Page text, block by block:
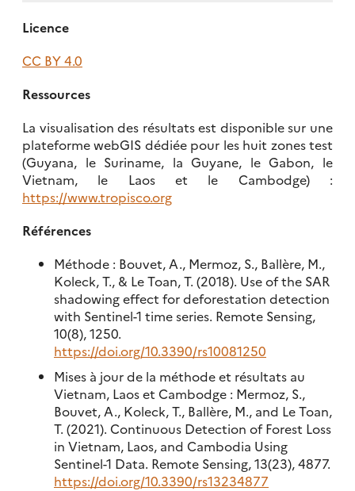
Licence
CC BY 4.0
Ressources
La visualisation des résultats est disponible sur une
plateforme webGIS dédiée pour les huit zones test
(Guyana, le Suriname, la Guyane, le Gabon, le
Vietnam, le Laos et le Cambodge) :
https://www.tropisco.org
Références
Méthode : Bouvet, A., Mermoz, S., Ballère, M.,
Koleck, T., & Le Toan, T. (2018). Use of the SAR
shadowing effect for deforestation detection
with Sentinel-1 time series. Remote Sensing,
10(8), 1250.
https://doi.org/10.3390/rs10081250
Mises à jour de la méthode et résultats au
Vietnam, Laos et Cambodge : Mermoz, S.,
Bouvet, A., Koleck, T., Ballère, M., and Le Toan,
T. (2021). Continuous Detection of Forest Loss
in Vietnam, Laos, and Cambodia Using
Sentinel-1 Data. Remote Sensing, 13(23), 4877.
https://doi.org/10.3390/rs13234877